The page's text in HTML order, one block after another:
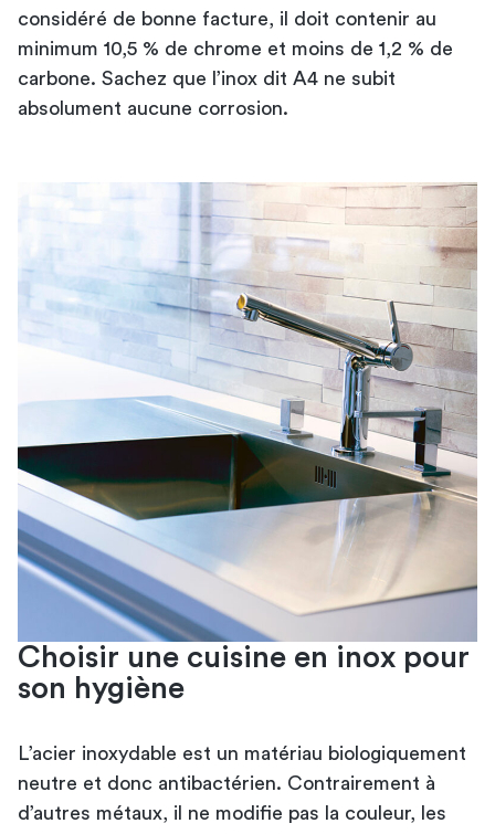
considéré de bonne facture, il doit contenir au
minimum 10,5 % de chrome et moins de 1,2 % de
carbone. Sachez que l’inox dit A4 ne subit
absolument aucune corrosion.
Choisir une cuisine en inox pour
son hygiène
L’acier inoxydable est un matériau biologiquement
neutre et donc antibactérien. Contrairement à
d’autres métaux, il ne modifie pas la couleur, les